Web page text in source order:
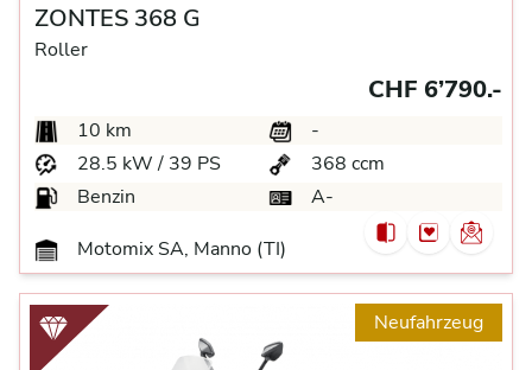
ZONTES 368 G
Roller
CHF 6’790.-
10 km
-
28.5 kW / 39 PS
368 ccm
Benzin
A-
Motomix SA, Manno (TI)
Neufahrzeug